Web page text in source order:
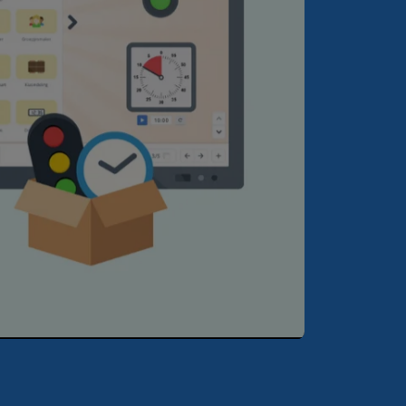
Mute Settings